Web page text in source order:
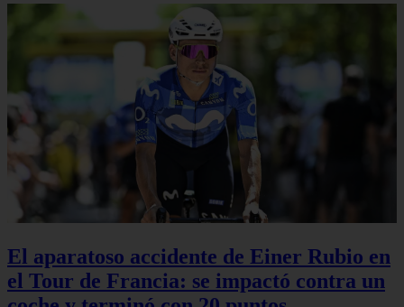
El aparatoso accidente de Einer Rubio en
el Tour de Francia: se impactó contra un